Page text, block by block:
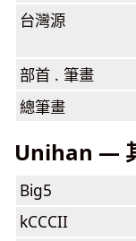
台灣源
部首 . 筆畫
總筆畫
Unihan —
Big5
kCCCII